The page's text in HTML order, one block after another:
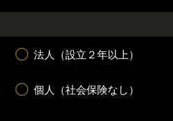
法人（設立２年以上）
個人（社会保険なし）